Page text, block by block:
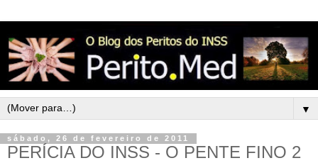
▼
sábado, 26 de fevereiro de 2011
PERÍCIA DO INSS - O PENTE FINO 2